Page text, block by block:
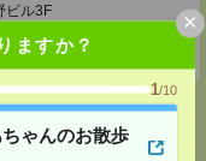
ますか？
1/10
ゃんのお散歩
×
ビル3F